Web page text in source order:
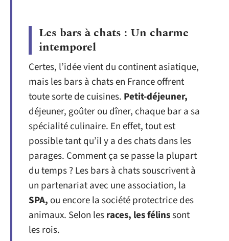
Les bars à chats : Un charme
intemporel
Certes, l’idée vient du continent asiatique,
mais les bars à chats en France offrent
toute sorte de cuisines. Petit-déjeuner,
déjeuner, goûter ou dîner, chaque bar a sa
spécialité culinaire. En effet, tout est
possible tant qu’il y a des chats dans les
parages. Comment ça se passe la plupart
du temps ? Les bars à chats souscrivent à
un partenariat avec une association, la
SPA, ou encore la société protectrice des
animaux. Selon lesraces, les félinssont
les rois.